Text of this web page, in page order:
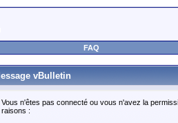
FAQ
vBulletin
Vous n'êtes pas connecté ou vous n'avez la
raisons :